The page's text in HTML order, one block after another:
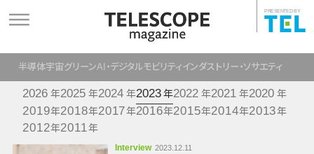
PRESENTED BY
半導体宇宙グリーンAI・デジタルモビリティインダストリー・ソサエティ
2026 年2025 年2024 年2023 年2022 年2021 年2020 年
2019年2018年2017年2016年2015年2014年2013年
2012年2011年
Interview 2023.12.11